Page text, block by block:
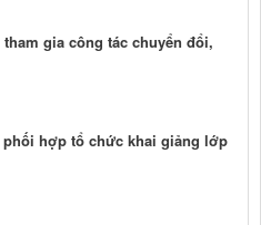
gia công tác chuyển đổi,
hợp tổ chức khai giảng lớp